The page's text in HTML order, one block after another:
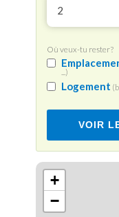
2
Où veux-tu rester?
...)
Logement
VOIR
+
−